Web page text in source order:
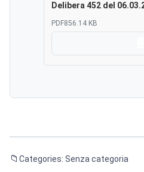
Delibera 452 del
PDF856.14 KB
Categories: Senza categoria